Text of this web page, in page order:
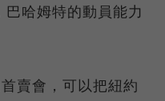
哈姆特的動員能力
賣會，可以把紐約